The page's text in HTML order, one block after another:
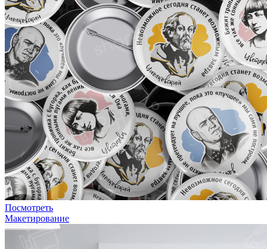
Посмотреть
Макетирование